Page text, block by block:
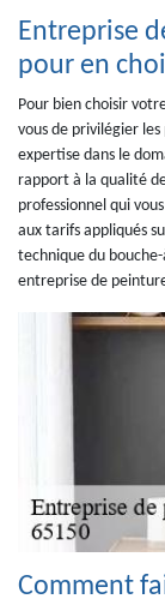
Entreprise
pour en
Pour bien choisir
vous de privilégier
expertise dans le
rapport à la qualité
professionnel qui
aux tarifs appliqués
technique du
entreprise de
Comment